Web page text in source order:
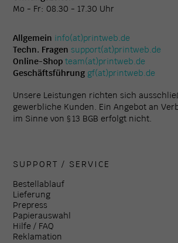
Mo - Fr: 08.30 - 17.30 Uhr
Allgemein info(at)printweb.de
Techn. Fragen support(at)printweb.de
Online-Shop team(at)printweb.de
Geschäftsführung gf(at)printweb.de
Unsere Leistungen richten sich
gewerbliche Kunden. Ein Angebot an
im Sinne von § 13 BGB erfolgt nicht.
SUPPORT / SERVICE
Bestellablauf
Lieferung
Prepress
Papierauswahl
Hilfe / FAQ
Reklamation